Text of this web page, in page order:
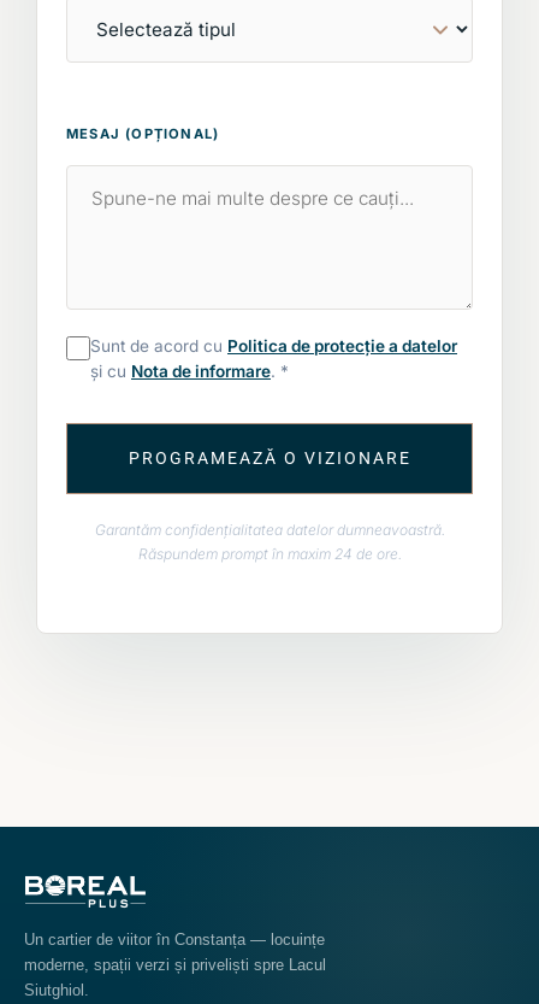
MESAJ (OPȚIONAL)
Sunt de acord cu Politica de protecție a datelor
și cu Nota de informare. *
PROGRAMEAZĂ O VIZIONARE
Garantăm confidențialitatea datelor dumneavoastră.
Răspundem prompt în maxim 24 de ore.
Un cartier de viitor în Constanța — locuințe
moderne, spații verzi și priveliști spre Lacul
Siutghiol.